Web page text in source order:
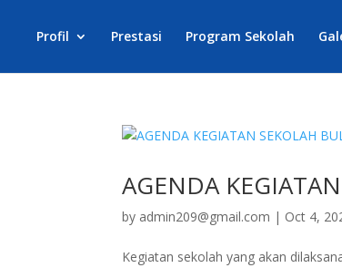
Profil Prestasi Program Sekolah
AGENDA
by admin209@gmail.com | Oct 4,
Kegiatan sekolah yang akan